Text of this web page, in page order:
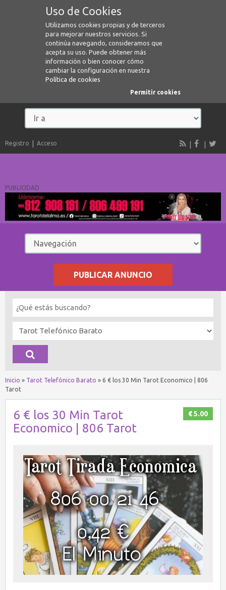
Uso de Cookies
Utilizamos cookies propias y de terceros
para mejorar nuestros servicios. Si
continúa navegando, consideramos que
acepta su uso. Puede obtener más
información o bien conocer cómo
cambiar la configuración en nuestra
Política de cookies
Permitir cookies
Registro Acceso
PUBLICIDAD
PUBLICAR ANUNCIO
Inicio » Tarot Telefónico Barato » 6 € los 30 Min Tarot Economico | 806
Tarot
€ 5.00
6 € los 30 Min Tarot
Economico | 806 Tarot